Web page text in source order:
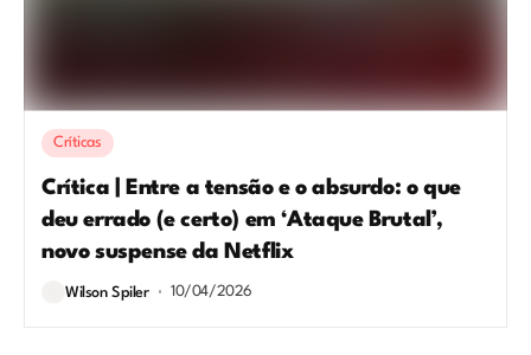
Críticas
Crítica | Entre a tensão e o absurdo: o que
deu errado (e certo) em ‘Ataque Brutal’,
novo suspense da Netflix
Wilson Spiler 10/04/2026